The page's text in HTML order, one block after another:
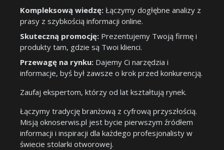
Kompleksową wiedzę: Łączymy dogłębne analizy z
prasy z szybkością informacji online.
Skuteczną promocję: Prezentujemy Twoją firmę i
produkty tam, gdzie są Twoi klienci.
Przewagę na rynku: Dajemy Ci narzędzia i
informacje, byś był zawsze o krok przed konkurencją.
Zaufaj ekspertom, którzy od lat kształtują rynek.
Łączymy tradycję branżową z cyfrową przyszłością.
Misją oknoserwis.pl jest bycie pierwszym źródłem
informacji i inspiracji dla każdego profesjonalisty w
świecie stolarki otworowej.